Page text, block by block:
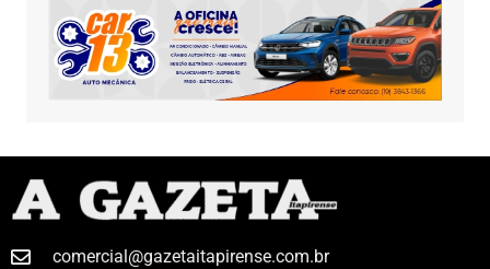
comercial@gazetaitapirense.com.br